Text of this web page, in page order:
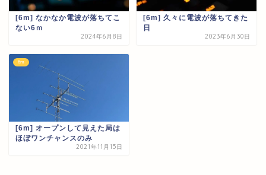
[6m] なかなか電波が落ちてこ
ない6ｍ
2024年6月8日
[6m] 久々に電波が落ちてきた
日
2023年6月30日
6m
[6m] オープンして見えた局は
ほぼワンチャンスのみ
2021年11月15日